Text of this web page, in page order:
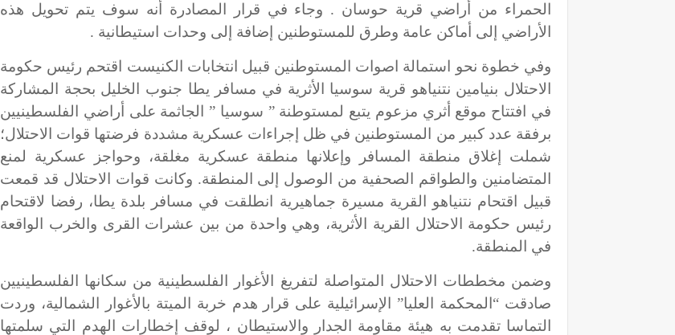
الحمراء من أراضي قرية حوسان . وجاء في قرار المصادرة أنه سوف يتم تحويل هذه
الأراضي إلى أماكن عامة وطرق للمستوطنين إضافة إلى وحدات استيطانية .
وفي خطوة نحو استمالة اصوات المستوطنين قبيل انتخابات الكنيست اقتحم رئيس حكومة
الاحتلال بنيامين نتنياهو قرية سوسيا الأثرية في مسافر يطا جنوب الخليل بحجة المشاركة
في افتتاح موقع أثري مزعوم يتبع لمستوطنة ” سوسيا ” الجاثمة على أراضي الفلسطينيين
برفقة عدد كبير من المستوطنين في ظل إجراءات عسكرية مشددة فرضتها قوات الاحتلال؛
شملت إغلاق منطقة المسافر وإعلانها منطقة عسكرية مغلقة، وحواجز عسكرية لمنع
المتضامنين والطواقم الصحفية من الوصول إلى المنطقة. وكانت قوات الاحتلال قد قمعت
قبيل اقتحام نتنياهو القرية مسيرة جماهيرية انطلقت في مسافر بلدة يطا، رفضا لاقتحام
رئيس حكومة الاحتلال القرية الأثرية، وهي واحدة من بين عشرات القرى والخرب الواقعة
في المنطقة.
وضمن مخططات الاحتلال المتواصلة لتفريغ الأغوار الفلسطينية من سكانها الفلسطينيين
صادقت “المحكمة العليا” الإسرائيلية على قرار هدم خربة الميتة بالأغوار الشمالية، وردت
التماسا تقدمت به هيئة مقاومة الجدار والاستيطان ، لوقف إخطارات الهدم التي سلمتها